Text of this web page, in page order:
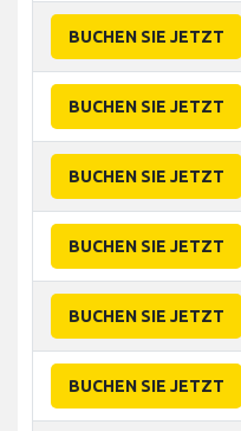
BUCHEN SIE JETZT
BUCHEN SIE JETZT
BUCHEN SIE JETZT
BUCHEN SIE JETZT
BUCHEN SIE JETZT
BUCHEN SIE JETZT